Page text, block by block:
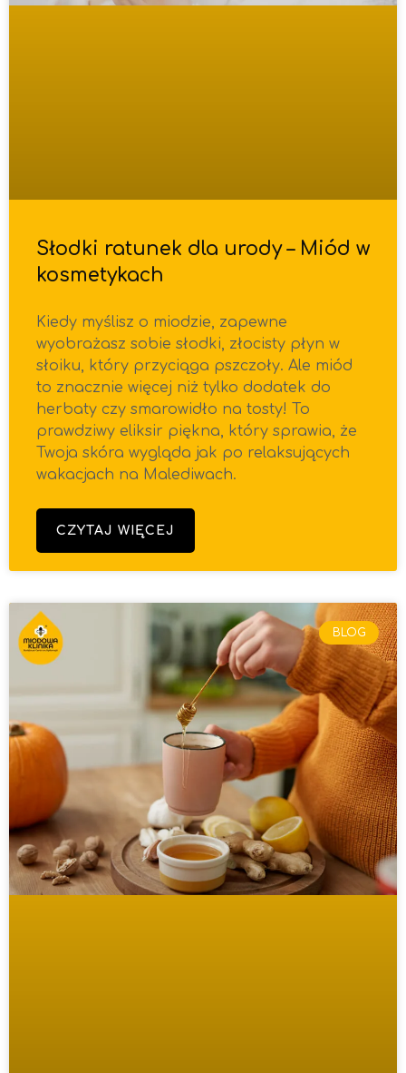
Słodki ratunek dla urody – Miód w
kosmetykach
Kiedy myślisz o miodzie, zapewne
wyobrażasz sobie słodki, złocisty płyn w
słoiku, który przyciąga pszczoły. Ale miód
to znacznie więcej niż tylko dodatek do
herbaty czy smarowidło na tosty! To
prawdziwy eliksir piękna, który sprawia, że
Twoja skóra wygląda jak po relaksujących
wakacjach na Malediwach.
CZYTAJ WIĘCEJ
BLOG